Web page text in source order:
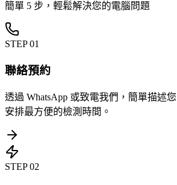
簡單 5 步，輕鬆解決您的電腦問題
STEP01
聯絡預約
透過 WhatsApp 或致電我們，簡單描述
安排最方便的檢測時間。
STEP02